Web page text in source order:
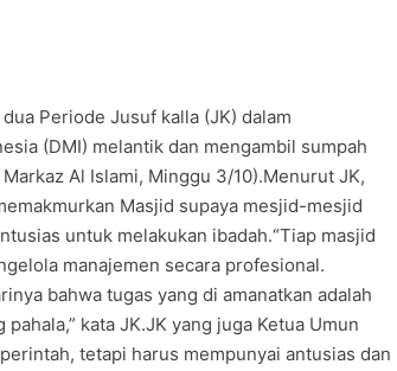
Periode Jusuf kalla (JK) dalam
(DMI) melantik dan mengambil sumpah
Al Islami, Minggu 3/10).Menurut JK,
Masjid supaya mesjid-mesjid
untuk melakukan ibadah.“Tiap masjid
manajemen secara profesional.
bahwa tugas yang di amanatkan adalah
kata JK.JK yang juga Ketua Umun
tetapi harus mempunyai antusias dan